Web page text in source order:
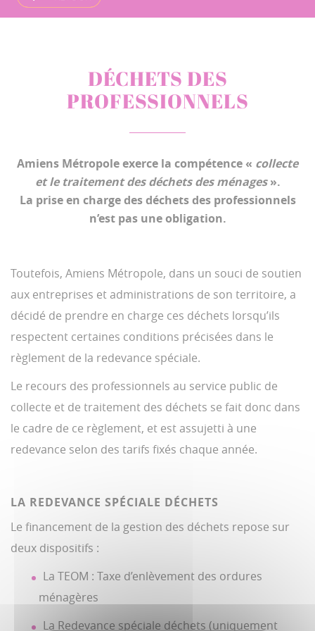
DÉCHETS DES
PROFESSIONNELS
Amiens Métropole exerce la compétence « collecte
et le traitement des déchets des ménages».
La prise en charge des déchets des professionnels
n’est pas une obligation.
Toutefois, Amiens Métropole, dans un souci de soutien
aux entreprises et administrations de son territoire, a
décidé de prendre en charge ces déchets lorsqu’ils
respectent certaines conditions précisées dans le
règlement de la redevance spéciale.
Le recours des professionnels au service public de
collecte et de traitement des déchets se fait donc dans
le cadre de ce règlement, et est assujetti à une
redevance selon des tarifs fixés chaque année.
LA REDEVANCE SPÉCIALE DÉCHETS
Le financement de la gestion des déchets repose sur
deux dispositifs :
La TEOM : Taxe d’enlèvement des ordures
ménagères
La Redevance spéciale déchets (uniquement